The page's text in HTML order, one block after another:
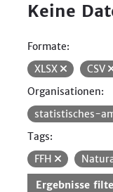
Keine
Formate:
XLSX
CSV
Organisationen:
statistisches-
Tags:
FFH
Ergebnisse